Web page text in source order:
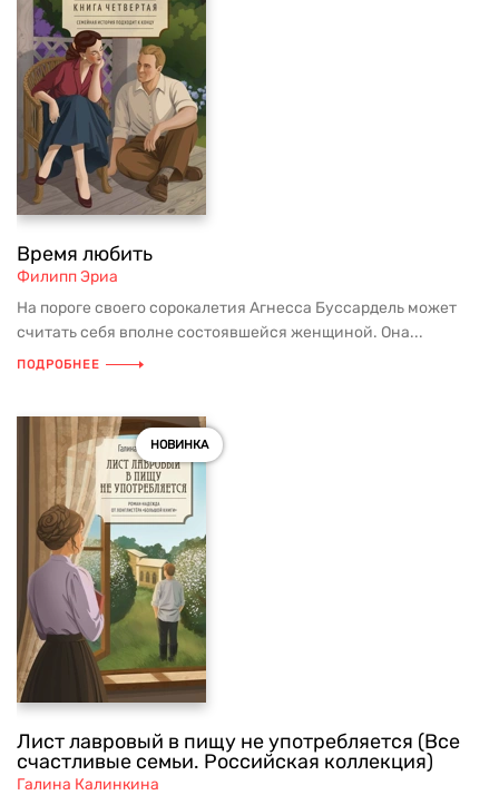
Время любить
Филипп Эриа
На пороге своего сорокалетия Агнесса Буссардель может
считать себя вполне состоявшейся женщиной. Она...
ПОДРОБНЕЕ
НОВИНКА
Лист лавровый в пищу не употребляется (Все
счастливые семьи. Российская коллекция)
Галина Калинкина